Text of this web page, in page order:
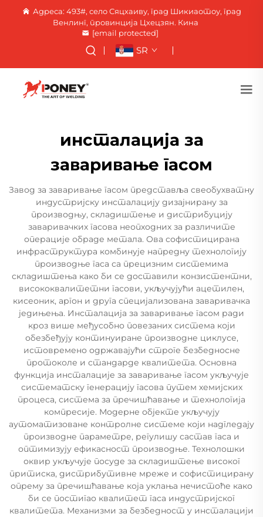
Адреса: 493#, село Сяцхаиву, град Шикиаотоу, град
Венлинг, провинција Цхецзян. Кина
[email protected]
SR
инсталација за
заваривање гасом
Завод за заваривање гасом представља свеобухватну
индустријску инсталацију дизајнирану за
производњу, складиштење и дистрибуцију
заваривачких гасова неопходних за различите
операције обраде метала. Ова софистицирана
инфраструктура комбинује напредну технологију
производње гаса са прецизним системима
складиштења како би се доставили конзистентни,
висококвалитетни гасови, укључујући ацетилен,
кисеоник, аргон и друга специјализована заваривачка
једињења. Инсталација за заваривање гасом ради
кроз више међусобно повезаних система који
обезбеђују континуиране производне циклусе,
истовремено одржавајући строге безбедносне
протоколе и стандарде квалитета. Основна
функција инсталације за заваривање гасом укључује
систематску генерацију гасова путем хемијских
процеса, система за пречишћавање и технологија
компресије. Модерне објекте укључују
аутоматизоване контролне системе који надгледају
производне параметре, регулишу састав гаса и
оптимизују ефикасност производње. Технолошки
оквир укључује посуде за складиштење високог
притиска, дистрибутивне мреже и софистицирану
опрему за пречишћавање која уклања нечистоће како
би се постигао квалитет гаса индустријског
квалитета. Механизми за безбедност у инсталацији